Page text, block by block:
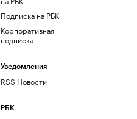
Подписка на РБК
Корпоративная
подписка
Уведомления
RSS Новости
РБК